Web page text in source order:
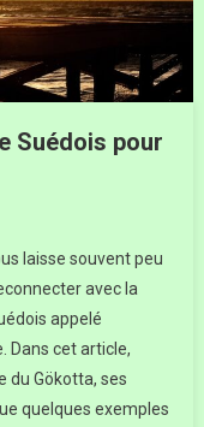
Suédois pour
laisse souvent peu
avec la
appelé
Dans cet article,
du Gökotta, ses
quelques exemples